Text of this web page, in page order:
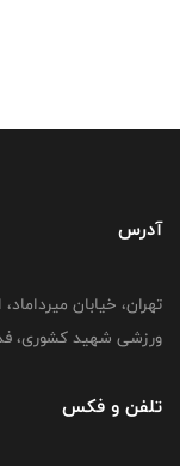
آدرس
تهران، خیابان
ورزشی شهید کشوری،
تلفن و فکس